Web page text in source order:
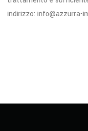
indirizzo: info@azzurra-